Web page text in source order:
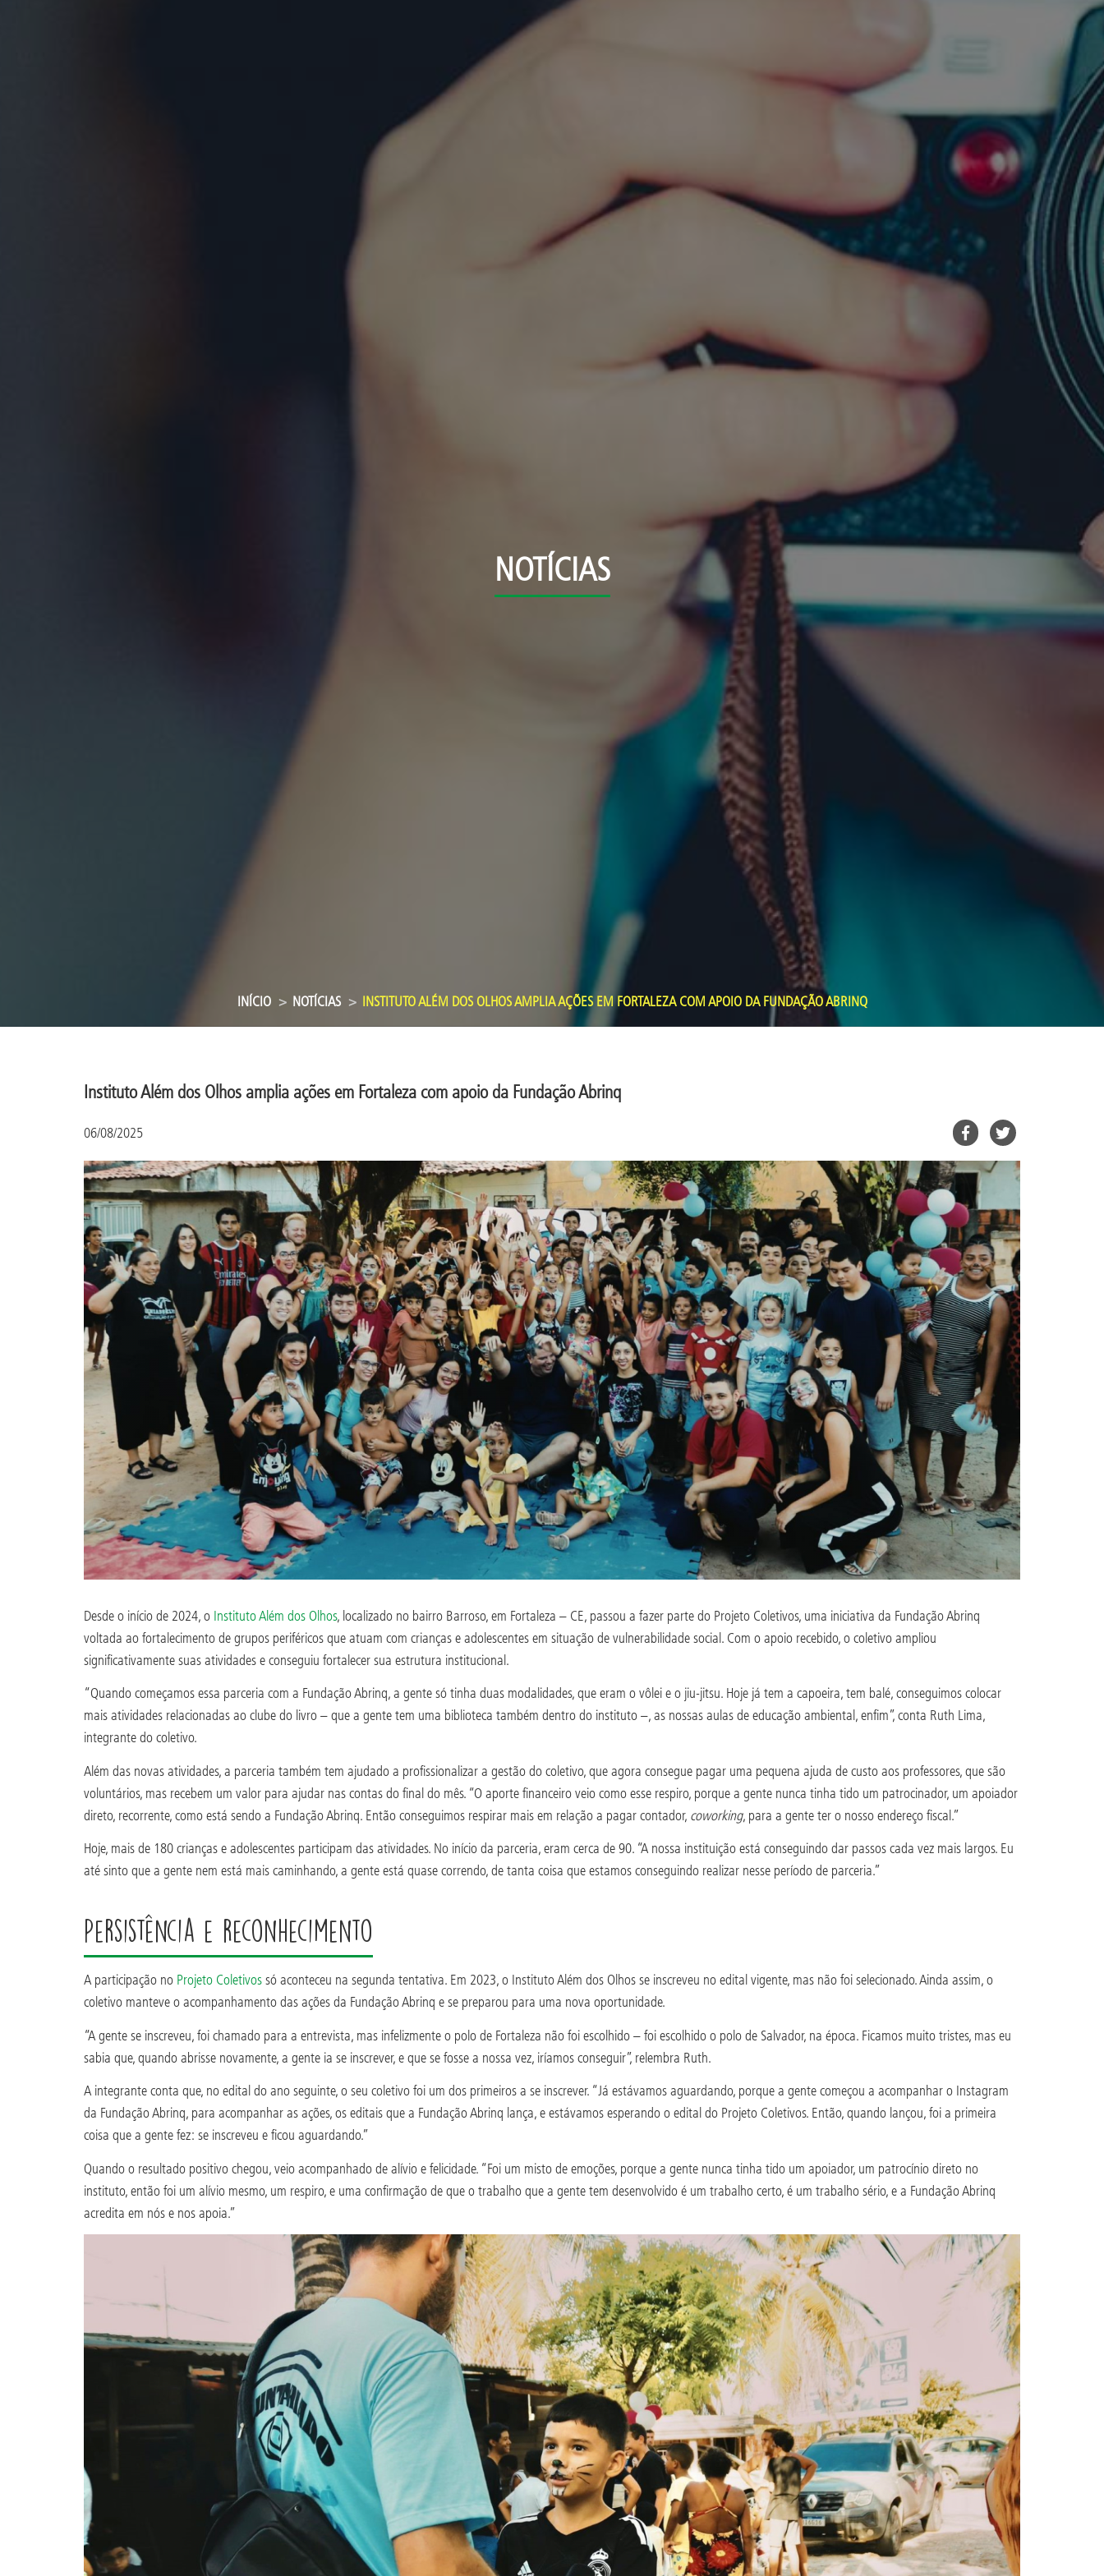
NOTÍCIAS
INÍCIO NOTÍCIAS INSTITUTO ALÉM DOS OLHOS AMPLIA AÇÕES EM FORTALEZA COM APOIO DA FUNDAÇÃO ABRINQ
Instituto Além dos Olhos amplia ações em Fortaleza com apoio da Fundação Abrinq
06/08/2025
Desde o início de 2024, o Instituto Além dos Olhos, localizado no bairro Barroso, em Fortaleza – CE, passou a fazer parte do Projeto Coletivos, uma iniciativa da Fundação Abrinq
voltada ao fortalecimento de grupos periféricos que atuam com crianças e adolescentes em situação de vulnerabilidade social. Com o apoio recebido, o coletivo ampliou
significativamente suas atividades e conseguiu fortalecer sua estrutura institucional.
“Quando começamos essa parceria com a Fundação Abrinq, a gente só tinha duas modalidades, que eram o vôlei e o jiu-jitsu. Hoje já tem a capoeira, tem balé, conseguimos colocar
mais atividades relacionadas ao clube do livro – que a gente tem uma biblioteca também dentro do instituto –, as nossas aulas de educação ambiental, enfim”, conta Ruth Lima,
integrante do coletivo.
Além das novas atividades, a parceria também tem ajudado a profissionalizar a gestão do coletivo, que agora consegue pagar uma pequena ajuda de custo aos professores, que são
voluntários, mas recebem um valor para ajudar nas contas do final do mês. “O aporte financeiro veio como esse respiro, porque a gente nunca tinha tido um patrocinador, um apoiador
direto, recorrente, como está sendo a Fundação Abrinq. Então conseguimos respirar mais em relação a pagar contador, coworking, para a gente ter o nosso endereço fiscal.”
Hoje, mais de 180 crianças e adolescentes participam das atividades. No início da parceria, eram cerca de 90. “A nossa instituição está conseguindo dar passos cada vez mais largos. Eu
até sinto que a gente nem está mais caminhando, a gente está quase correndo, de tanta coisa que estamos conseguindo realizar nesse período de parceria.”
Persistência e reconhecimento
A participação no Projeto Coletivossó aconteceu na segunda tentativa. Em 2023, o Instituto Além dos Olhos se inscreveu no edital vigente, mas não foi selecionado. Ainda assim, o
coletivo manteve o acompanhamento das ações da Fundação Abrinq e se preparou para uma nova oportunidade.
“A gente se inscreveu, foi chamado para a entrevista, mas infelizmente o polo de Fortaleza não foi escolhido – foi escolhido o polo de Salvador, na época. Ficamos muito tristes, mas eu
sabia que, quando abrisse novamente, a gente ia se inscrever, e que se fosse a nossa vez, iríamos conseguir”, relembra Ruth.
A integrante conta que, no edital do ano seguinte, o seu coletivo foi um dos primeiros a se inscrever. “Já estávamos aguardando, porque a gente começou a acompanhar o Instagram
da Fundação Abrinq, para acompanhar as ações, os editais que a Fundação Abrinq lança, e estávamos esperando o edital do Projeto Coletivos. Então, quando lançou, foi a primeira
coisa que a gente fez: se inscreveu e ficou aguardando.”
Quando o resultado positivo chegou, veio acompanhado de alívio e felicidade. “Foi um misto de emoções, porque a gente nunca tinha tido um apoiador, um patrocínio direto no
instituto, então foi um alívio mesmo, um respiro, e uma confirmação de que o trabalho que a gente tem desenvolvido é um trabalho certo, é um trabalho sério, e a Fundação Abrinq
acredita em nós e nos apoia.”